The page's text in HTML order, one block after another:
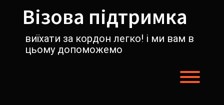
содержимомуВізова підтримка
виїхати за кордон легко! і ми вам в
цьому допоможемо